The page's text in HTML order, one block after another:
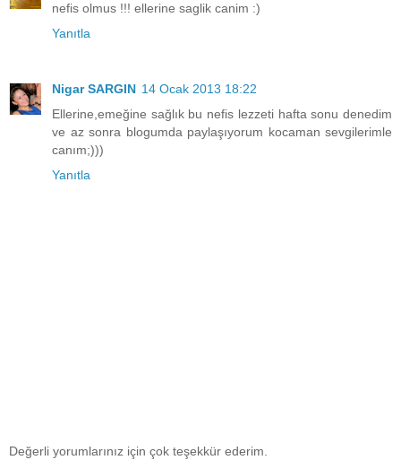
nefis olmus !!! ellerine saglik canim :)
Yanıtla
Nigar SARGIN 14 Ocak 2013 18:22
Ellerine,emeğine sağlık bu nefis lezzeti hafta sonu denedim
ve az sonra blogumda paylaşıyorum kocaman sevgilerimle
canım;)))
Yanıtla
Değerli yorumlarınız için çok teşekkür ederim.